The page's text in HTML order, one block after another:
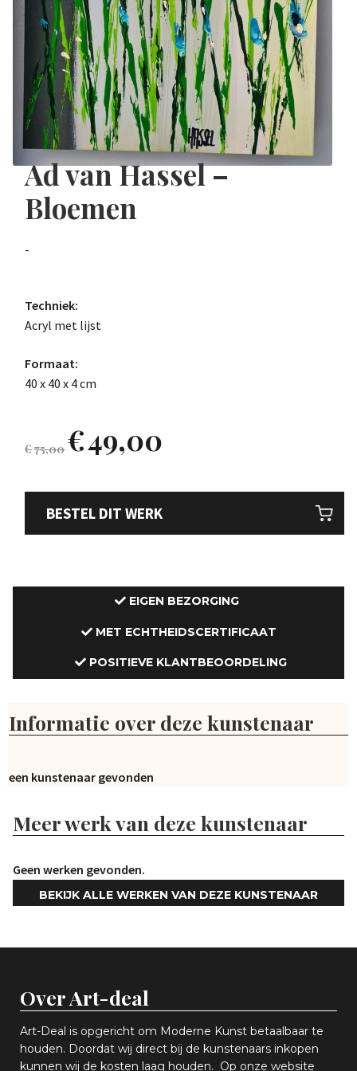
Ad van Hassel –
Bloemen
-
Techniek:
Acryl met lijst
Formaat:
40 x 40 x 4 cm
€75,00€49,00
BESTEL DIT WERK
EIGEN BEZORGING
MET ECHTHEIDSCERTIFICAAT
POSITIEVE KLANTBEOORDELING
Informatie over deze kunstenaar
Geen kunstenaar gevonden
Meer werk van deze kunstenaar
Geen werken gevonden.
BEKIJK ALLE WERKEN VAN DEZE KUNSTENAAR
Over Art-deal
Art-Deal is opgericht om Moderne Kunst betaalbaar te
houden. Doordat wij direct bij de kunstenaars inkopen
kunnen wij de kosten laag houden. Op onze website